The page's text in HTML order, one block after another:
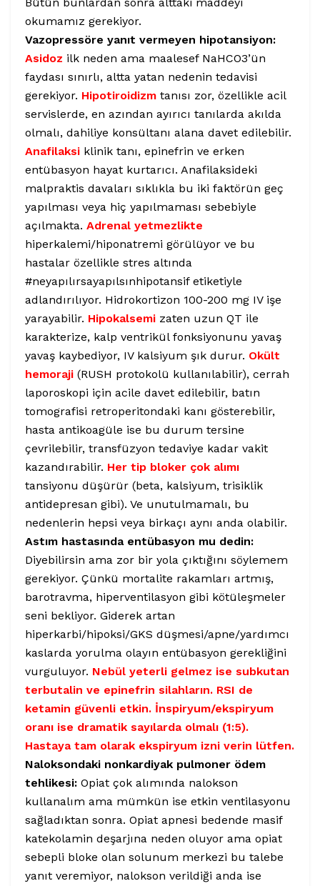
okumamız gerekiyor.
Vazopressöre yanıt vermeyen hipotansiyon:
Asidoz ilk neden ama maalesef NaHCO3’ün
faydası sınırlı, altta yatan nedenin tedavisi
gerekiyor. Hipotiroidizm tanısı zor, özellikle acil
servislerde, en azından ayırıcı tanılarda akılda
olmalı, dahiliye konsültanı alana davet edilebilir.
Anafilaksi klinik tanı, epinefrin ve erken
entübasyon hayat kurtarıcı. Anafilaksideki
malpraktis davaları sıklıkla bu iki faktörün geç
yapılması veya hiç yapılmaması sebebiyle
açılmakta. Adrenal yetmezlikte
hiperkalemi/hiponatremi görülüyor ve bu
hastalar özellikle stres altında
#neyapılırsayapılsınhipotansif etiketiyle
adlandırılıyor. Hidrokortizon 100-200 mg IV işe
yarayabilir. Hipokalsemi zaten uzun QT ile
karakterize, kalp ventrikül fonksiyonunu yavaş
yavaş kaybediyor, IV kalsiyum şık durur. Okült
hemoraji (RUSH protokolü kullanılabilir), cerrah
laporoskopi için acile davet edilebilir, batın
tomografisi retroperitondaki kanı gösterebilir,
hasta antikoagüle ise bu durum tersine
çevrilebilir, transfüzyon tedaviye kadar vakit
kazandırabilir. Her tip bloker çok alımı
tansiyonu düşürür (beta, kalsiyum, trisiklik
antidepresan gibi). Ve unutulmamalı, bu
nedenlerin hepsi veya birkaçı aynı anda olabilir.
Astım hastasında entübasyon mu dedin:
Diyebilirsin ama zor bir yola çıktığını söylemem
gerekiyor. Çünkü mortalite rakamları artmış,
barotravma, hiperventilasyon gibi kötüleşmeler
seni bekliyor. Giderek artan
hiperkarbi/hipoksi/GKS düşmesi/apne/yardımcı
kaslarda yorulma olayın entübasyon gerekliğini
vurguluyor. Nebül yeterli gelmez ise subkutan
terbutalin ve epinefrin silahların. RSI de
ketamin güvenli etkin. İnspiryum/ekspiryum
oranı ise dramatik sayılarda olmalı (1:5).
Hastaya tam olarak ekspiryum izni verin lütfen.
Naloksondaki nonkardiyak pulmoner ödem
tehlikesi: Opiat çok alımında nalokson
kullanalım ama mümkün ise etkin ventilasyonu
sağladıktan sonra. Opiat apnesi bedende masif
katekolamin deşarjına neden oluyor ama opiat
sebepli bloke olan solunum merkezi bu talebe
yanıt veremiyor, nalokson verildiği anda ise